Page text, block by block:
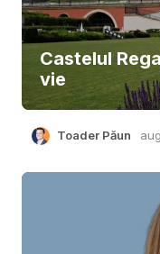
Castelul
vie
Toader Păun